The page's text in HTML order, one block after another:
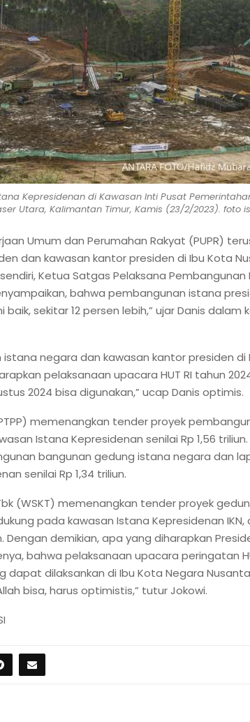
Kepresidenan di Kawasan Inti Pusat
Utara, Kalimantan Timur, Kamis (23/2/2023). foto
Umum dan Perumahan Rakyat (PUPR)
dan kawasan kantor presiden di Ibu Kota
Ketua Satgas Pelaksana Pembangunan
bahwa pembangunan istana
sekitar 12 persen lebih,” ujar Danis dalam
negara dan kawasan kantor presiden di
pelaksanaan upacara HUT RI tahun
2024 bisa digunakan,” ucap Danis optimis.
memenangkan tender proyek
Istana Kepresidenan senilai Rp 1,56 triliun.
bangunan gedung istana negara dan
senilai Rp 1,34 triliun.
(WSKT) memenangkan tender proyek
pada kawasan Istana Kepresidenan IKN,
Dengan demikian, apa yang diharapkan
bahwa pelaksanaan upacara peringatan
dilaksankan di Ibu Kota Negara
bisa, harus optimistis,” tutur Jokowi.